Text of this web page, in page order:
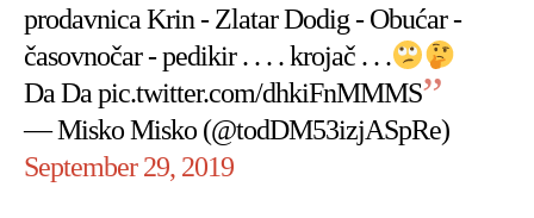
prodavnica Krin - Zlatar Dodig - Obućar -
časovnočar - pedikir . . . . krojač . . .
Da Dapic.twitter.com/dhkiFnMMMS
— Misko Misko (@todDM53izjASpRe)
September 29, 2019